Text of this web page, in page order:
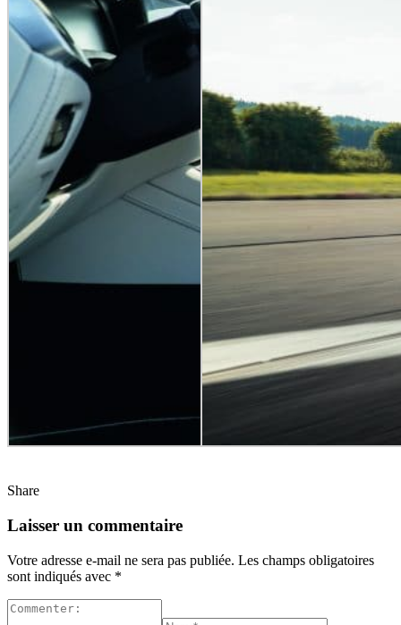
Share
Laisser un commentaire
Votre adresse e-mail ne sera pas publiée. Les champs obligatoires
sont indiqués avec *